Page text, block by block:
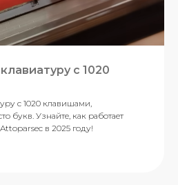
с 1020
с 1020 клавишами,
букв. Узнайте, как работает
в 2025 году!